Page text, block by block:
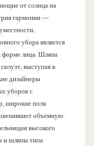
от солнца на
гармонии —
убора является
форме лица. Шляпа
выступая в
дизайнеры
уборов с
широкие поля
объемную
высокого
и шляпы типа